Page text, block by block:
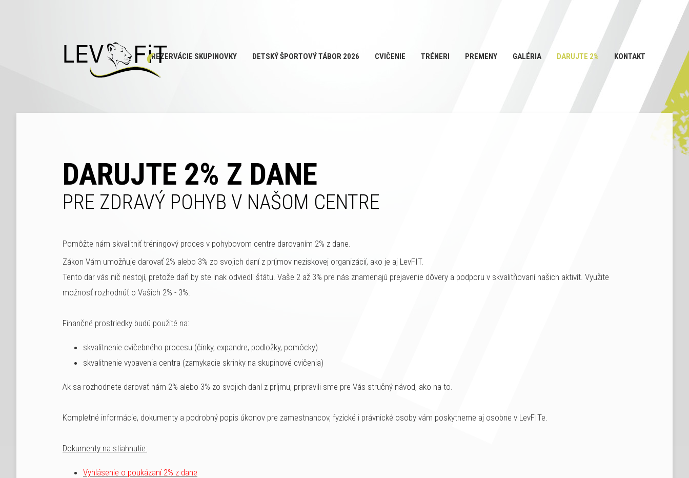
REZERVÁCIE SKUPINOVKY DETSKÝ ŠPORTOVÝ TÁBOR 2026 CVIČENIE TRÉNERI PREMENY GALÉRIA DARUJTE 2% KONTAKT
DARUJTE 2% Z DANE
PRE ZDRAVÝ POHYB V NAŠOM CENTRE
Pomôžte nám skvalitniť tréningový proces v pohybovom centre darovaním 2% z dane.
Zákon Vám umožňuje darovať 2% alebo 3% zo svojich daní z príjmov neziskovej organizácií, ako je aj LevFIT.
Tento dar vás nič nestojí, pretože daň by ste inak odviedli štátu. Vaše 2 až 3% pre nás znamenajú prejavenie dôvery a podporu v skvalitňovaní našich aktivít. Využite
možnosť rozhodnúť o Vašich 2% - 3%.
Finančné prostriedky budú použité na:
skvalitnenie cvičebného procesu (činky, expandre, podložky, pomôcky)
skvalitnenie vybavenia centra (zamykacie skrinky na skupinové cvičenia)
Ak sa rozhodnete darovať nám 2% alebo 3% zo svojich daní z príjmu, pripravili sme pre Vás stručný návod, ako na to.
Kompletné informácie, dokumenty a podrobný popis úkonov pre zamestnancov, fyzické i právnické osoby vám poskytneme aj osobne v LevFITe.
Dokumenty na stiahnutie:
Vyhlásenie o poukázaní 2% z dane